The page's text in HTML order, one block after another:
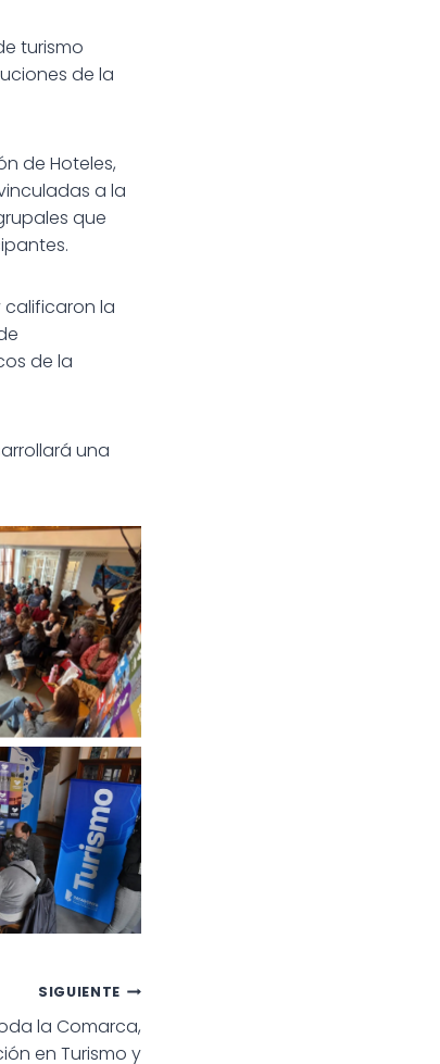
turismo
de la
de Hoteles,
a la
que
calificaron la
de la
una
SIGUIENTE
la Comarca,
en Turismo y